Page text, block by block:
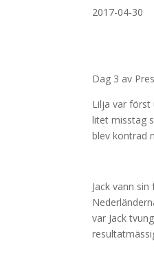
2017-04-30
Dag 3 av
Lilja var först
litet misstag
blev kontrad
Jack vann
var Jack